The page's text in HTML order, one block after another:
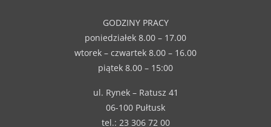
GODZINY PRACY
poniedziałek 8.00 – 17.00
wtorek – czwartek 8.00 – 16.00
piątek 8.00 – 15:00
ul. Rynek – Ratusz 41
06-100 Pułtusk
tel.: 23 306 72 00